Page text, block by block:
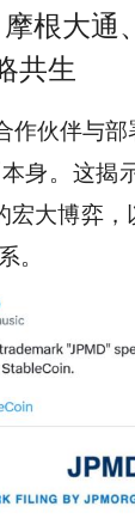
根大
共生
作伙伴与
身。这揭
宏大博弈
。